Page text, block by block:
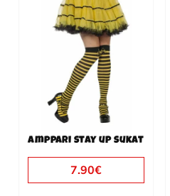
Amppari stay up sukat
7.90€